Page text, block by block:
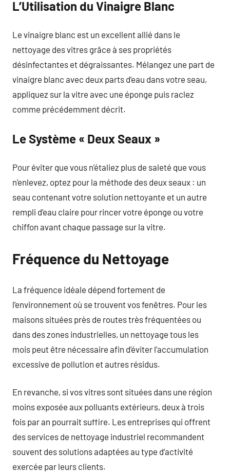
L’Utilisation du Vinaigre Blanc
Le vinaigre blanc est un excellent allié dans le
nettoyage des vitres grâce à ses propriétés
désinfectantes et dégraissantes. Mélangez une part de
vinaigre blanc avec deux parts d’eau dans votre seau,
appliquez sur la vitre avec une éponge puis raclez
comme précédemment décrit.
Le Système « Deux Seaux »
Pour éviter que vous n’étaliez plus de saleté que vous
n’enlevez, optez pour la méthode des deux seaux : un
seau contenant votre solution nettoyante et un autre
rempli d’eau claire pour rincer votre éponge ou votre
chiffon avant chaque passage sur la vitre.
Fréquence du Nettoyage
La fréquence idéale dépend fortement de
l’environnement où se trouvent vos fenêtres. Pour les
maisons situées près de routes très fréquentées ou
dans des zones industrielles, un nettoyage tous les
mois peut être nécessaire afin d’éviter l’accumulation
excessive de pollution et autres résidus.
En revanche, si vos vitres sont situées dans une région
moins exposée aux polluants extérieurs, deux à trois
fois par an pourrait suffire. Les entreprises qui offrent
des services de nettoyage industriel recommandent
souvent des solutions adaptées au type d’activité
exercée par leurs clients.